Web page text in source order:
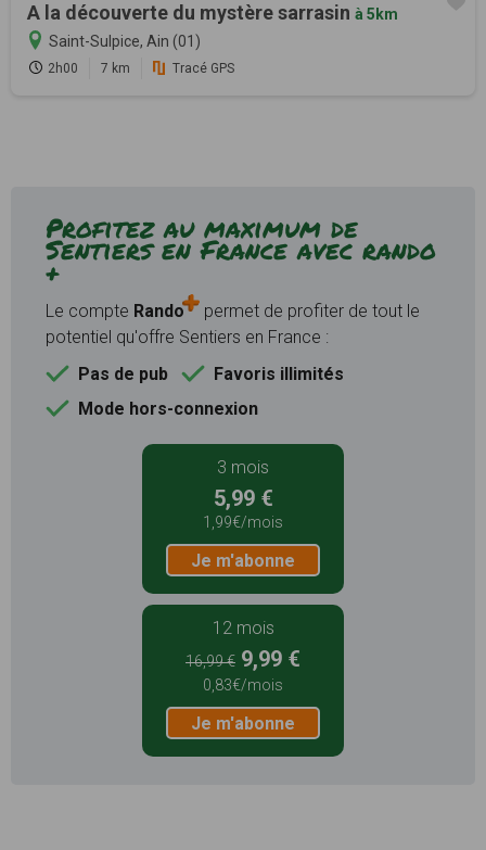
A la découverte du mystère sarrasin à 5km
Saint-Sulpice, Ain (01)
2h00 7 km Tracé GPS
Profitez au maximum de
Sentiers en France avec rando
+
Le compte Rando
permet de profiter de tout le
potentiel qu'offre Sentiers en France :
Pas de pub
Favoris illimités
Mode hors-connexion
3 mois
5,99 €
1,99€/mois
Je m'abonne
12 mois
16,99 € 9,99 €
0,83€/mois
Je m'abonne